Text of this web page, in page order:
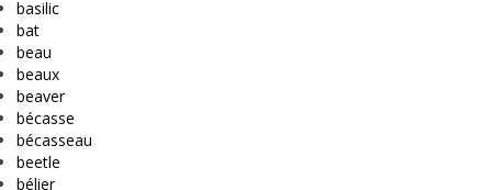
basilic
bat
beau
beaux
beaver
bécasse
bécasseau
beetle
bélier